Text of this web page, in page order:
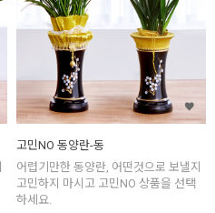
고민NO 동양란-동
어렵기만한 동양란, 어떤것으로 보낼지
고민하지 마시고 고민NO 상품을 선택
하세요.